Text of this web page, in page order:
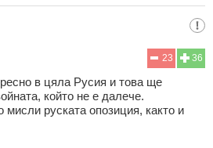
36
23
в цяла Русия и това ще
който не е далече.
руската опозиция, както и